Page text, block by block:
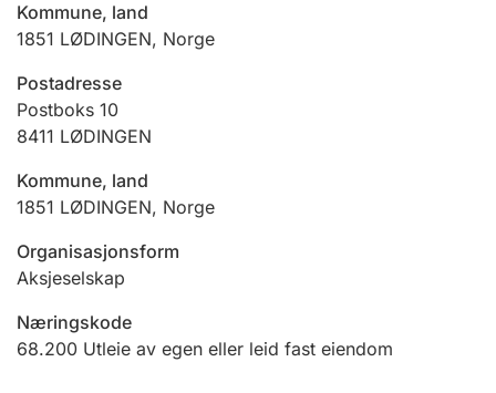
Ektepaktveileder
Offentlig sektor
Andre tema
Kommune, land
1851 LØDINGEN, Norge
Postadresse
Postboks 10
8411 LØDINGEN
Kommune, land
1851 LØDINGEN, Norge
Organisasjonsform
Aksjeselskap
Næringskode
68.200 Utleie av egen eller leid fast eiendom